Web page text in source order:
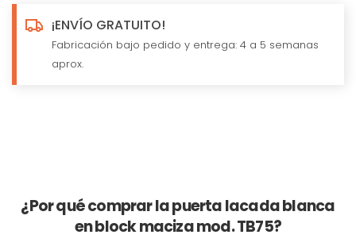
¡ENVÍO GRATUITO!
Fabricación bajo pedido y entrega: 4 a 5 semanas
aprox.
¿Por qué comprar la puerta lacada blanca
en block maciza mod. TB75?